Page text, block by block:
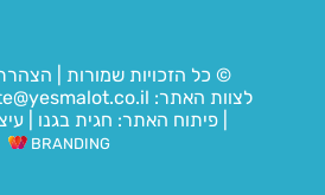
© כל הזכויות שמורות
לצוות האתר:
|פיתוח האתר: חגית בגנו
BRANDING